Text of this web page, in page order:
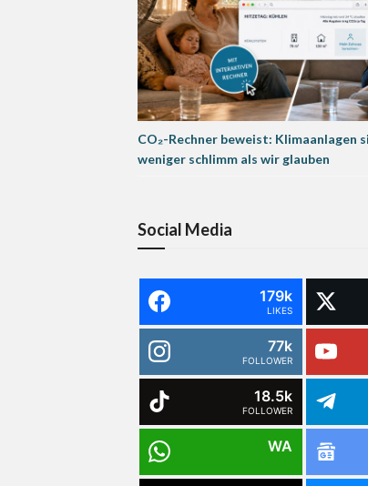
CO₂-Rechner beweist: Klimaanlagen
weniger schlimm als wir glauben
Social Media
179k
LIKES
77k
FOLLOWER
18.5k
FOLLOWER
WA